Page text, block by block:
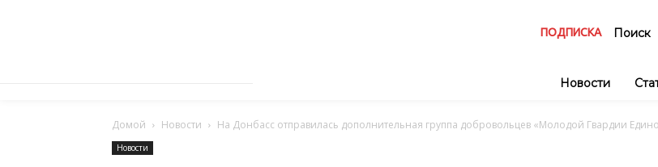
ПОДПИСКА Поиск
Новости
Домой Новости На Донбасс отправилась дополнительная группа добровольцев «Молодой Гвардии
Новости